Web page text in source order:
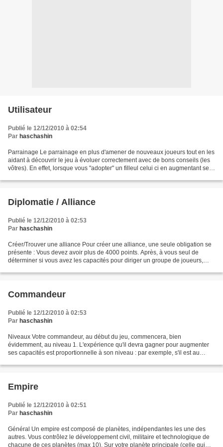
Utilisateur
Publié le 12/12/2010 à 02:54
Par haschashin
Parrainage Le parrainage en plus d'amener de nouveaux joueurs tout en les
aidant à découvrir le jeu à évoluer correctement avec de bons conseils (les
vôtres). En effet, lorsque vous "adopter" un filleul celui ci en augmentant ses
Diplomatie / Alliance
Publié le 12/12/2010 à 02:53
Par haschashin
Créer/Trouver une alliance Pour créer une alliance, une seule obligation se
présente : Vous devez avoir plus de 4000 points. Après, à vous seul de
déterminer si vous avez les capacités pour diriger un groupe de joueurs,
Commandeur
Publié le 12/12/2010 à 02:53
Par haschashin
Niveaux Votre commandeur, au début du jeu, commencera, bien
évidemment, au niveau 1. L'expérience qu'il devra gagner pour augmenter
ses capacités est proportionnelle à son niveau : par exemple, s'il est au
Empire
Publié le 12/12/2010 à 02:51
Par haschashin
Général Un empire est composé de planètes, indépendantes les une des
autres. Vous contrôlez le développement civil, militaire et technologique de
chacune de ces planètes (max 10). Sur votre planète principale (celle qui